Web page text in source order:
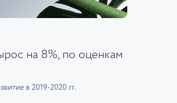
на 8%, по оценкам
в 2019-2020 гг.